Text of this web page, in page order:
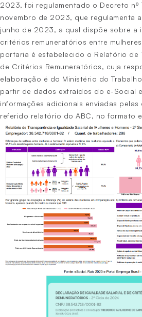
2023, foi regulamentado o Decreto nº
novembro de 2023, que regulamenta a
junho de 2023, a qual dispõe sobre a
critérios remuneratórios entre
portaria é estabelecido o Relatório de
de Critérios Remuneratórios, cuja
elaboração é do Ministério do Trabalho
partir de dados extraídos do e-Social
informações adicionais enviadas pelas
referido relatório do ABC, no formato